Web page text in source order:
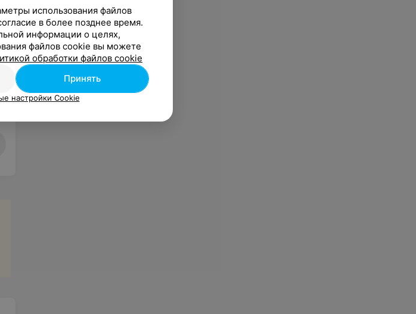
использования файлов
в более позднее время.
информации о целях,
файлов cookie вы можете
обработки файлов cookie
Принять
настройки Cookie